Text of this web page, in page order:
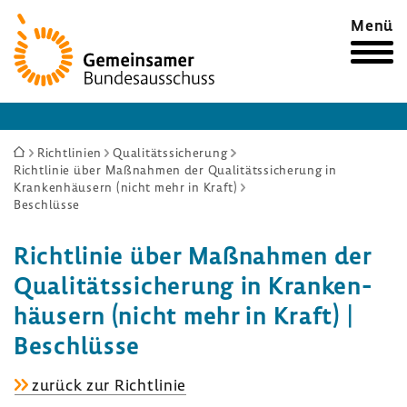
Zur
Startseite
Menü
Sie
sind
hier:
Richtlinien
Qualitätssicherung
Richtlinie über Maßnahmen der Qualitätssicherung in
Krankenhäusern (nicht mehr in Kraft)
Beschlüsse
Richt­linie über Maßnahmen der
Quali­täts­si­che­rung in Kran­ken­
häu­sern (nicht mehr in Kraft) |
Beschlüsse
zurück zur Richt­linie